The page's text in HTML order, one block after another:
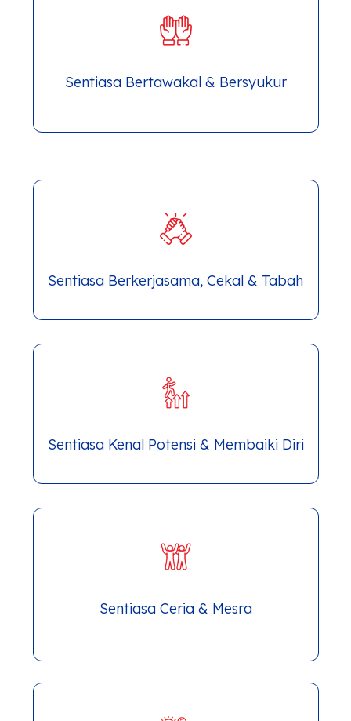
Sentiasa Bertawakal & Bersyukur
Sentiasa Berkerjasama, Cekal & Tabah
Sentiasa Kenal Potensi & Membaiki Diri
Sentiasa Ceria & Mesra